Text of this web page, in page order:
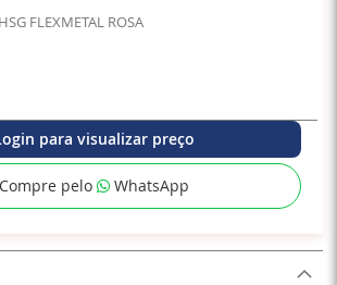
FLEXMETAL ROSA
para visualizar preço
Compre pelo WhatsApp